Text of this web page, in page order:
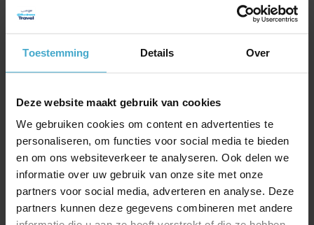
Toestemming Details Over
Deze website maakt gebruik van cookies
We gebruiken cookies om content en advertenties te
personaliseren, om functies voor social media te bieden
en om ons websiteverkeer te analyseren. Ook delen we
informatie over uw gebruik van onze site met onze
partners voor social media, adverteren en analyse. Deze
partners kunnen deze gegevens combineren met andere
Nieuwsupdate Emirates: gratis wifi, nieuwe A350
de NS International App!
bookingtool voor je zakenreis
Airways & Cathay Pacific en vooruitblik zomer
2026
Air France introduceert gratis high-speed wifi aan
boord
Beperkingen voor vluchten door NAVO-top in